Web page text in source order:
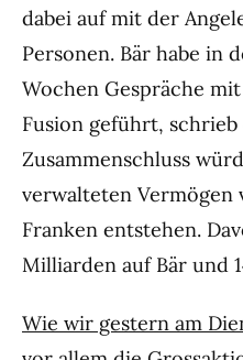
dabei auf mit der
Personen. Bär habe in
Wochen Gespräche
Fusion geführt,
Zusammenschluss
verwalteten Vermögen
Franken entstehen.
Milliarden auf Bär und
Wie wir gestern am